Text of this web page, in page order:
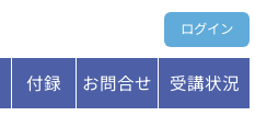
ログイン
付録 お問合せ 受講状況